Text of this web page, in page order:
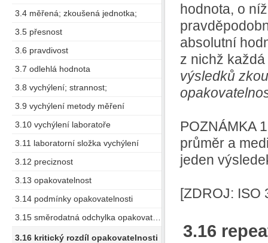
3.4 měřená; zkoušená jednotka;
3.5 přesnost
3.6 pravdivost
3.7 odlehlá hodnota
3.8 vychýlení; strannost;
3.9 vychýlení metody měření
3.10 vychýlení laboratoře
3.11 laboratorní složka vychýlení
3.12 preciznost
3.13 opakovatelnost
3.14 podmínky opakovatelnosti
3.16 kritický rozdíl opakovatelnosti
hodnota, o
absolutní
z nichž
výsledků
POZNÁMKA
průměr a
jeden
[ZDROJ: ISO
3.16